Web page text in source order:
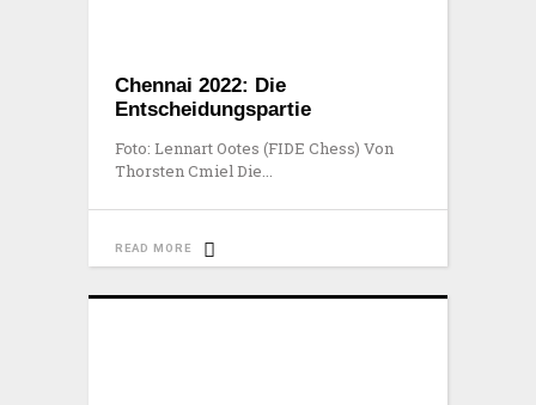
Chennai 2022: Die
Entscheidungspartie
Foto: Lennart Ootes (FIDE Chess) Von
Thorsten Cmiel Die
READ MORE